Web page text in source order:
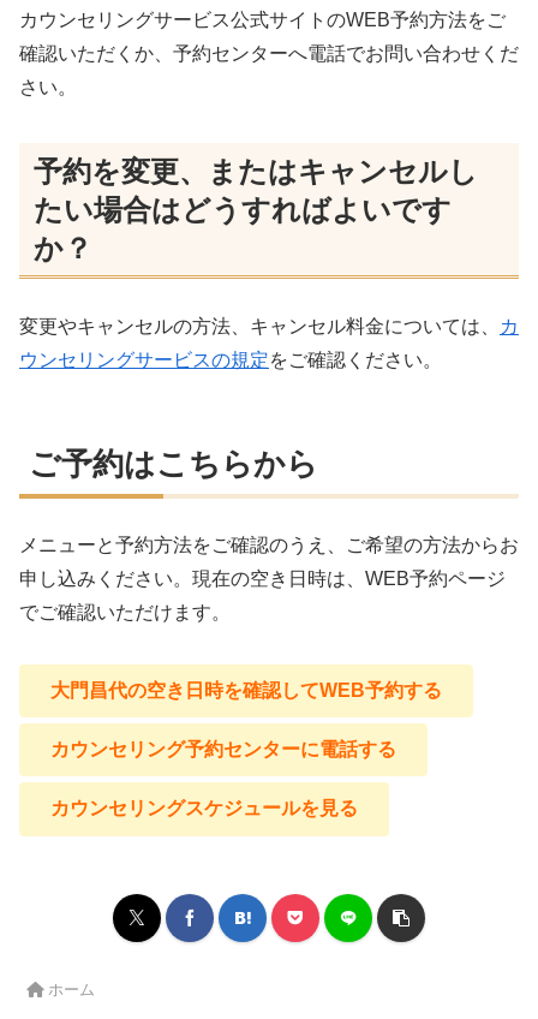
カウンセリングサービス公式サイトのWEB予約方法をご
確認いただくか、予約センターへ電話でお問い合わせくだ
さい。
予約を変更、またはキャンセルし
たい場合はどうすればよいです
か？
変更やキャンセルの方法、キャンセル料金については、
カ
ウンセリングサービスの規定をご確認ください。
ご予約はこちらから
メニューと予約方法をご確認のうえ、ご希望の方法からお
申し込みください。現在の空き日時は、WEB予約ページ
でご確認いただけます。
大門昌代の空き日時を確認してWEB予約する
カウンセリング予約センターに電話する
カウンセリングスケジュールを見る
ホーム